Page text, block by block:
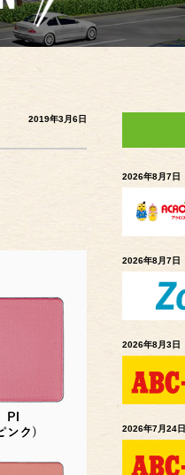
2019年3月6日
2026年8月7日
2026年8月7日
2026年8月3日
2026年7月24日